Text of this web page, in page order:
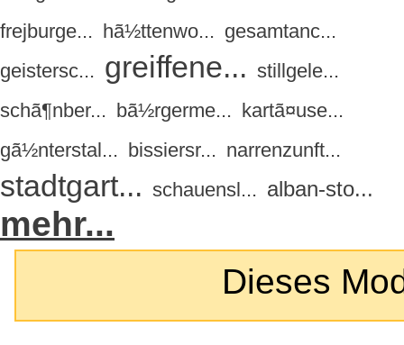
frejburge... hã½ttenwo... gesamtanc...
geistersc... greiffene... stillgele...
schã¶nber... bã½rgerme... kartã¤use...
gã½nterstal... bissiersr... narrenzunft...
stadtgart... schauensl... alban-sto...
mehr...
Dieses